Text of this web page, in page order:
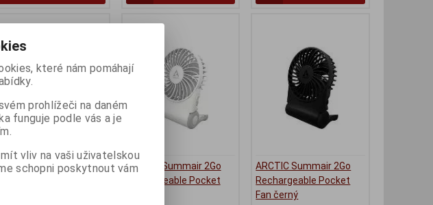
WINDFORCE 8GB
ARCTIC Summair 2Go
Rechargeable Pocket
ARCTIC Summair 2Go
Rechargeable Pocket
Fan černý
které nám pomáhají
prohlížeči na daném
funguje podle vás a je
vliv na vaši uživatelskou
schopni poskytnout vám